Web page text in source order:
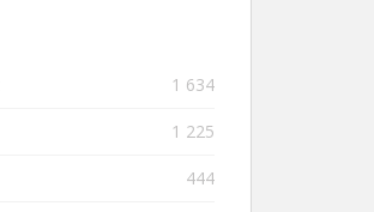
1 634
1 225
444